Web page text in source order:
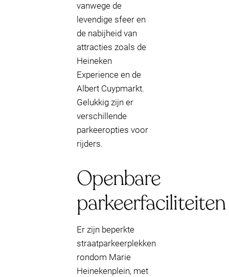
vanwege de
levendige sfeer en
de nabijheid van
attracties zoals de
Heineken
Experience en de
Albert Cuypmarkt.
Gelukkig zijn er
verschillende
parkeeropties voor
rijders.
Openbare
parkeerfaciliteiten
Er zijn beperkte
straatparkeerplekken
rondom Marie
Heinekenplein, met